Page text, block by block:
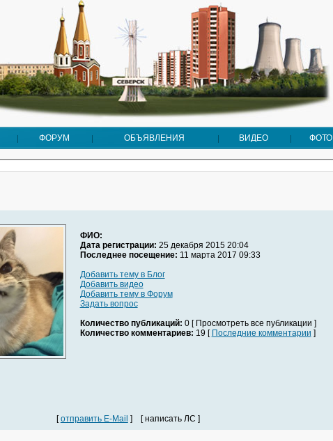
ФОРУМ ОБЪЯВЛЕНИЯ ВИДЕО ФОТО
ФИО:
Дата регистрации: 25 декабря 2015 20:04
Последнее посещение: 11 марта 2017 09:33
Добавить тему в Блог
Добавить видео
Добавить тему в Форум
Задать вопрос
Количество публикаций: 0 [ Просмотреть все публикации ]
Количество комментариев: 19 [ Последние комментарии ]
[отправить E-Mail ] [ написать ЛС ]